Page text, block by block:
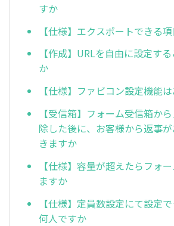
すか
【仕様】エクスポートできる
【作成】URLを自由に設定す
か
【仕様】ファビコン設定機能
【受信箱】フォーム受信箱か
除した後に、お客様から返事
きますか
【仕様】容量が超えたらフォ
ますか
【仕様】定員数設定にて設定
何人ですか